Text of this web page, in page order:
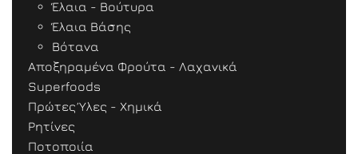
Έλαια - Βούτυρα
Έλαια Βάσης
Βότανα
Αποξηραμένα Φρούτα - Λαχανικά
Superfoods
Πρώτες Ύλες - Χημικά
Ρητίνες
Ποτοποιία